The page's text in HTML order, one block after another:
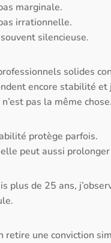
marginale.
irrationnelle.
silencieuse.
solides
encore stabilité et
n’est pas la même chose.
protège parfois.
peut aussi
plus de 25 ans,
retire une conviction